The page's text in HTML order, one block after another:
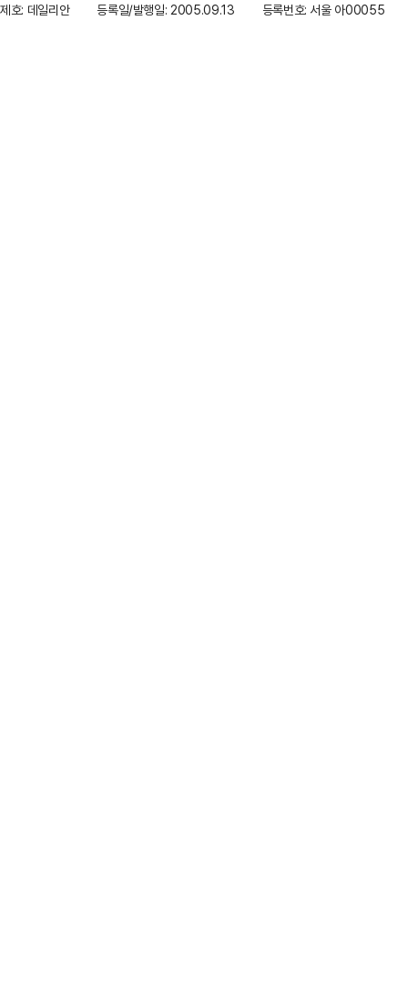
제호: 데일리안
등록일/발행일: 2005.09.13 등록번호: 서울 아00055